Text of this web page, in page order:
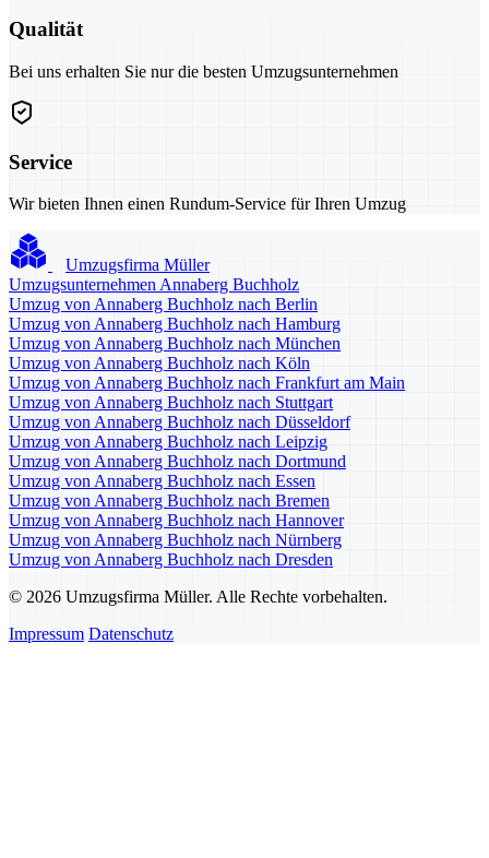
Qualität
Bei uns erhalten Sie nur die besten Umzugsunternehmen
Service
Wir bieten Ihnen einen Rundum-Service für Ihren Umzug
Umzugsfirma Müller
Umzugsunternehmen Annaberg Buchholz
Umzug von Annaberg Buchholz nach Berlin
Umzug von Annaberg Buchholz nach Hamburg
Umzug von Annaberg Buchholz nach München
Umzug von Annaberg Buchholz nach Köln
Umzug von Annaberg Buchholz nach Frankfurt am Main
Umzug von Annaberg Buchholz nach Stuttgart
Umzug von Annaberg Buchholz nach Düsseldorf
Umzug von Annaberg Buchholz nach Leipzig
Umzug von Annaberg Buchholz nach Dortmund
Umzug von Annaberg Buchholz nach Essen
Umzug von Annaberg Buchholz nach Bremen
Umzug von Annaberg Buchholz nach Hannover
Umzug von Annaberg Buchholz nach Nürnberg
Umzug von Annaberg Buchholz nach Dresden
© 2026 Umzugsfirma Müller. Alle Rechte vorbehalten.
Impressum Datenschutz